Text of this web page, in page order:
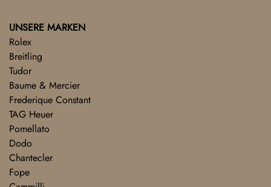
UNSERE MARKEN
Rolex
Breitling
Tudor
Baume & Mercier
Frederique Constant
TAG Heuer
Pomellato
Dodo
Chantecler
Fope